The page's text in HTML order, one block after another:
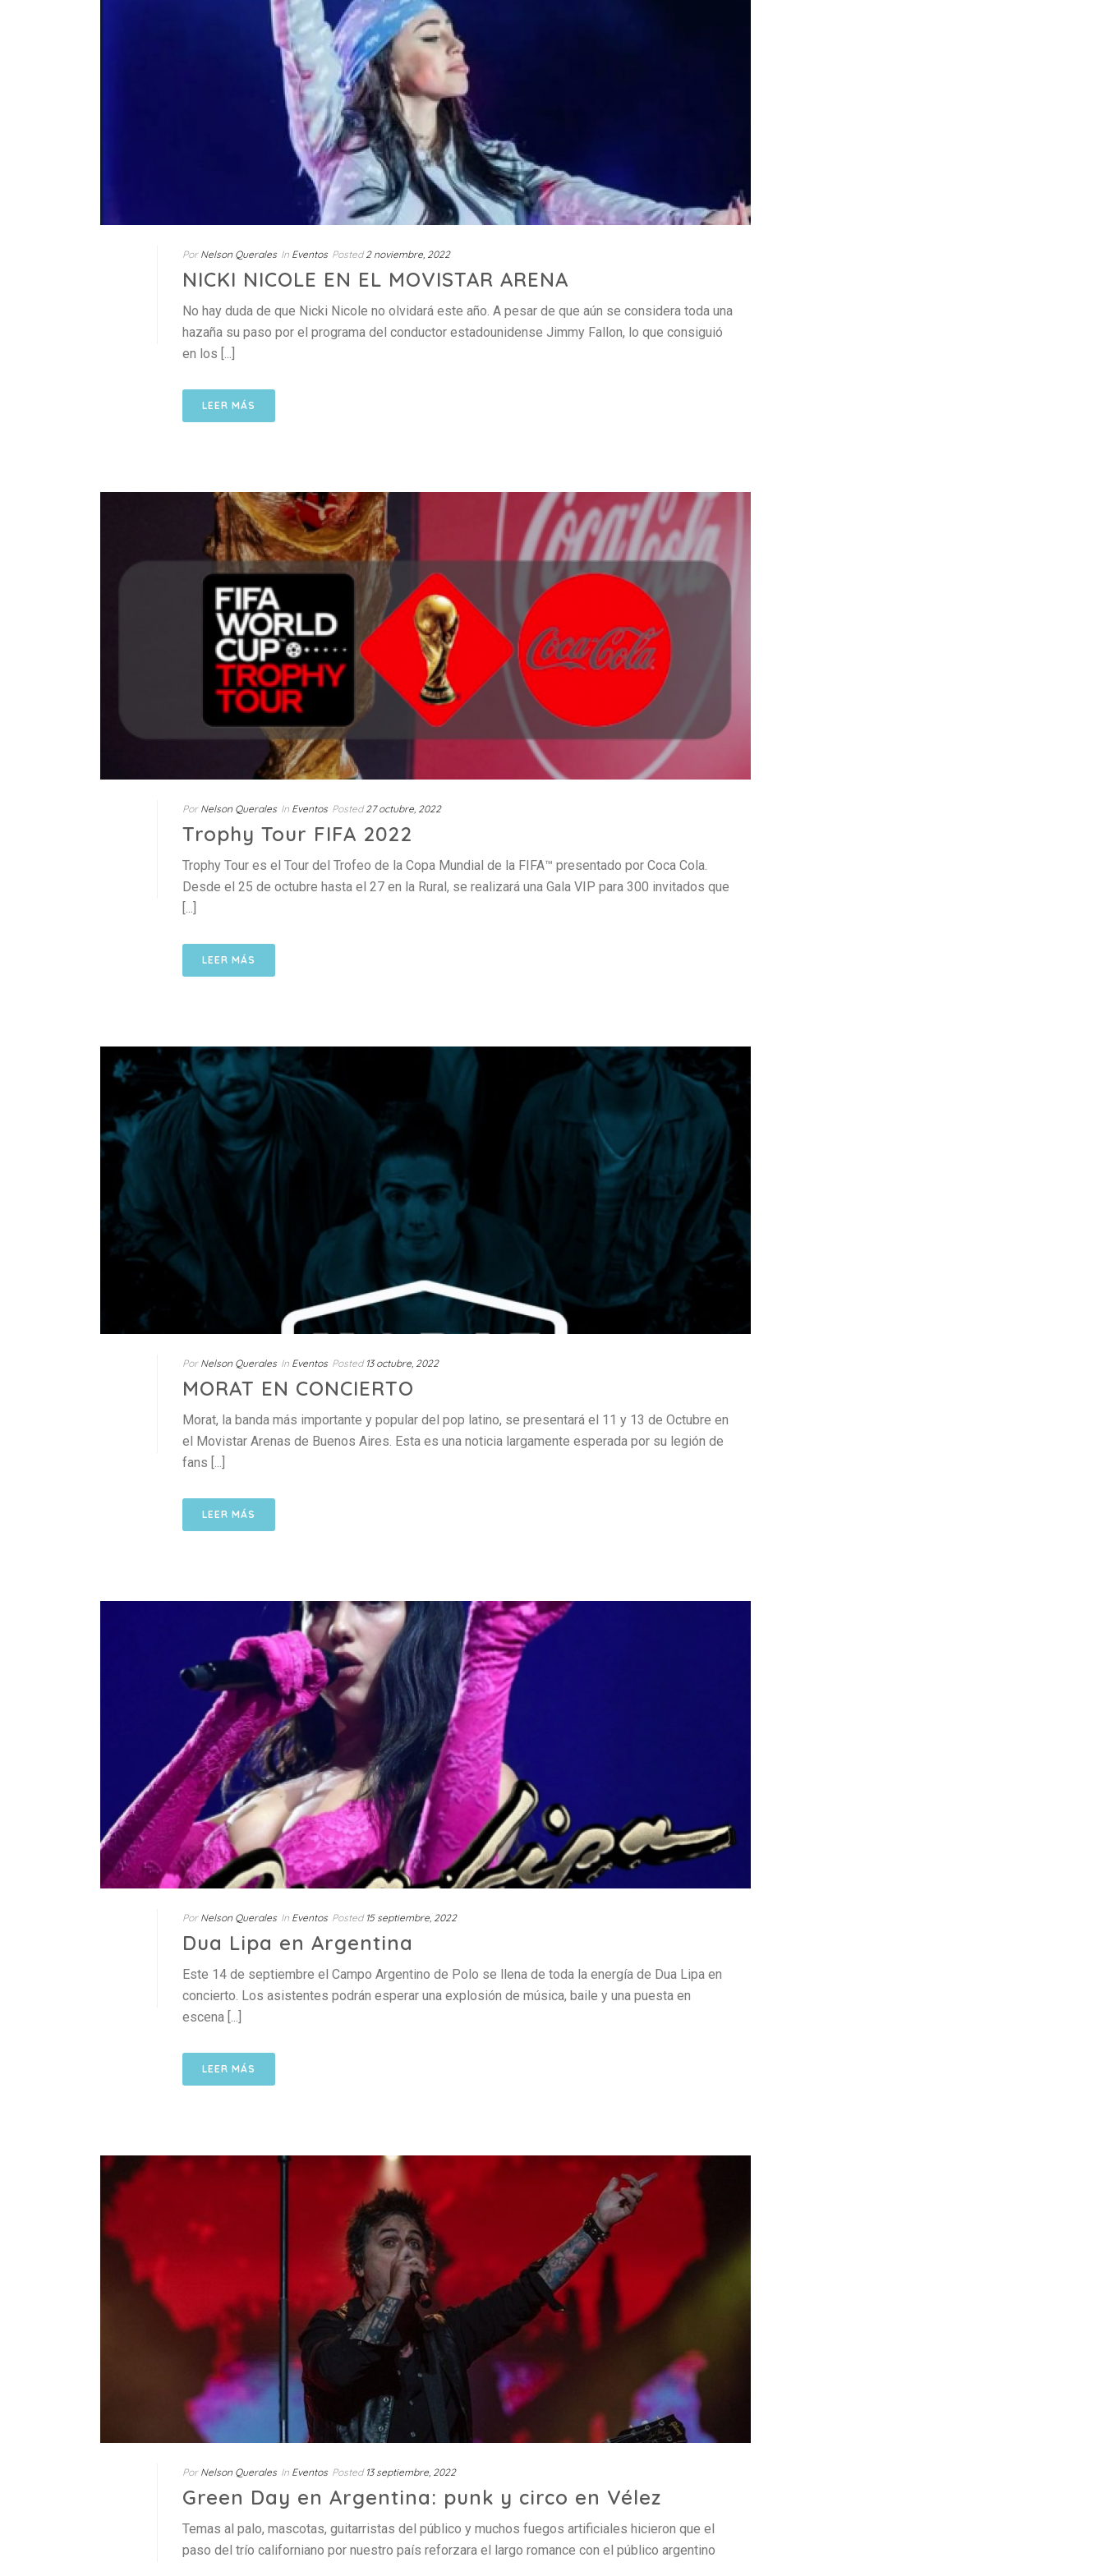
Por Nelson Querales In Eventos Posted 2 noviembre, 2022
NICKI NICOLE EN EL MOVISTAR ARENA
No hay duda de que Nicki Nicole no olvidará este año. A pesar de que aún se considera toda una
hazaña su paso por el programa del conductor estadounidense Jimmy Fallon, lo que consiguió
en los [...]
LEER MÁS
Por Nelson Querales In Eventos Posted 27 octubre, 2022
Trophy Tour FIFA 2022
Trophy Tour es el Tour del Trofeo de la Copa Mundial de la FIFA™ presentado por Coca Cola.
Desde el 25 de octubre hasta el 27 en la Rural, se realizará una Gala VIP para 300 invitados que
[...]
LEER MÁS
Por Nelson Querales In Eventos Posted 13 octubre, 2022
MORAT EN CONCIERTO
Morat, la banda más importante y popular del pop latino, se presentará el 11 y 13 de Octubre en
el Movistar Arenas de Buenos Aires. Esta es una noticia largamente esperada por su legión de
fans [...]
LEER MÁS
Por Nelson Querales In Eventos Posted 15 septiembre, 2022
Dua Lipa en Argentina
Este 14 de septiembre el Campo Argentino de Polo se llena de toda la energía de Dua Lipa en
concierto. Los asistentes podrán esperar una explosión de música, baile y una puesta en
escena [...]
LEER MÁS
Por Nelson Querales In Eventos Posted 13 septiembre, 2022
Green Day en Argentina: punk y circo en Vélez
Temas al palo, mascotas, guitarristas del público y muchos fuegos artificiales hicieron que el
paso del trío californiano por nuestro país reforzara el largo romance con el público argentino